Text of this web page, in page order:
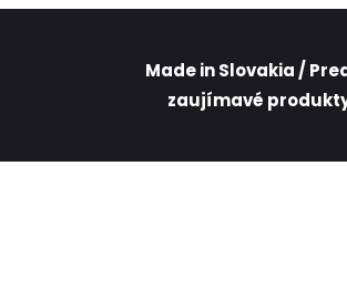
Made in Slovakia /
zaujímavé